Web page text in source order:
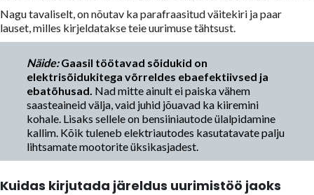
Nagu tavaliselt, on nõutav ka parafraasitud väitekiri ja paar
lauset, milles kirjeldatakse teie uurimuse tähtsust.
Näide: Gaasil töötavad sõidukid on
elektrisõidukitega võrreldes ebaefektiivsed ja
ebatõhusad. Nad mitte ainult ei paiska vähem
saasteaineid välja, vaid juhid jõuavad ka kiiremini
kohale. Lisaks sellele on bensiiniautode ülalpidamine
kallim. Kõik tuleneb elektriautodes kasutatavate palju
lihtsamate mootorite üksikasjadest.
Kuidas kirjutada järeldus uurimistöö jaoks